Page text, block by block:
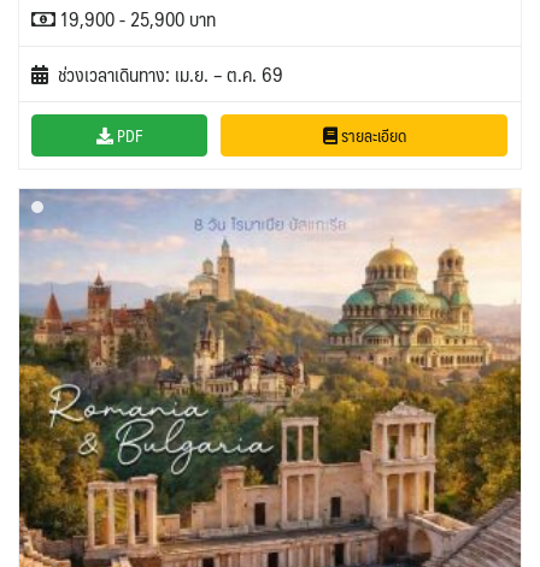
19,900 - 25,900 บาท
ช่วงเวลาเดินทาง: เม.ย. – ต.ค. 69
PDF รายละเอียด